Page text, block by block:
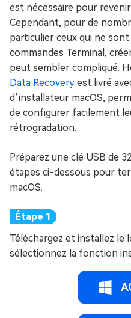
est nécessaire pour revenir
Cependant, pour de
particulier ceux qui ne
commandes Terminal,
peut sembler compliqué.
Data Recovery est livré
d’installateur macOS,
de configurer facilement
rétrogradation.
Préparez une clé USB de
étapes ci-dessous pour
macOS.
Téléchargez et installez le
sélectionnez la fonction